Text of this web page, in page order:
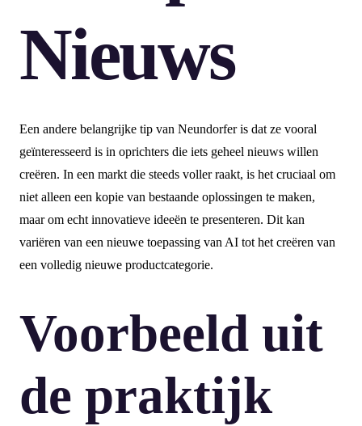
Nieuws
Een andere belangrijke tip van Neundorfer is dat ze vooral
geïnteresseerd is in oprichters die iets geheel nieuws willen
creëren. In een markt die steeds voller raakt, is het cruciaal om
niet alleen een kopie van bestaande oplossingen te maken,
maar om echt innovatieve ideeën te presenteren. Dit kan
variëren van een nieuwe toepassing van AI tot het creëren van
een volledig nieuwe productcategorie.
Voorbeeld uit
de praktijk